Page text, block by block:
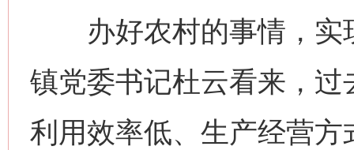
办好农村的事情，实
镇党委书记杜云看来，
利用效率低、生产经营